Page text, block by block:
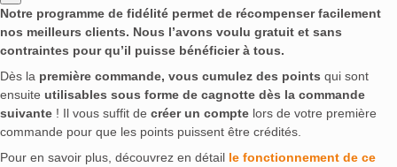
Notre programme de fidélité permet de récompenser facilement
nos meilleurs clients. Nous l’avons voulu gratuit et sans
contraintes pour qu’il puisse bénéficier à tous.
Dès la première commande, vous cumulez des points qui sont
ensuite utilisables sous forme de cagnotte dès la commande
suivante ! Il vous suffit de créer un compte lors de votre première
commande pour que les points puissent être crédités.
Pour en savoir plus, découvrez en détail le fonctionnement de ce